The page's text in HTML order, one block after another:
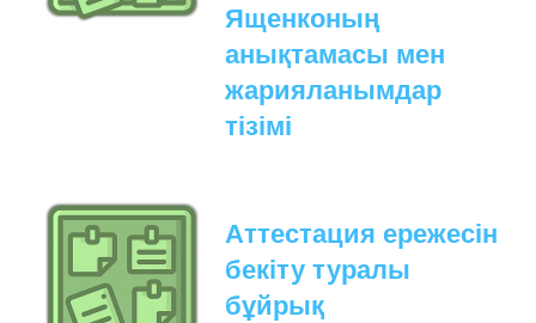
Ященконың
анықтамасы мен
жарияланымдар
тізімі
Аттестация ережесін
бекіту туралы
бұйрық